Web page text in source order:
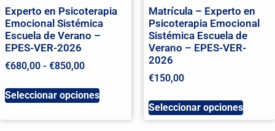
Experto en Psicoterapia
Emocional Sistémica
Escuela de Verano –
EPES-VER-2026
€680,00 - €850,00
Seleccionar opciones
Matrícula – Experto en
Psicoterapia Emocional
Sistémica Escuela de
Verano – EPES-VER-
2026
€150,00
Seleccionar opciones